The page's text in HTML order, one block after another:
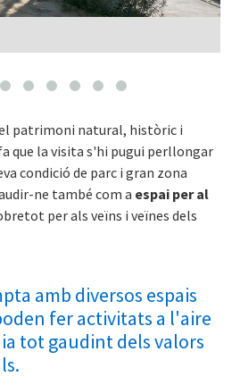
patrimoni natural, històric i
que la visita s'hi pugui perllongar
condició de parc i gran zona
ne també com a espai per al
per als veïns i veïnes dels
amb diversos espais
fer activitats a l'aire
tot gaudint dels valors